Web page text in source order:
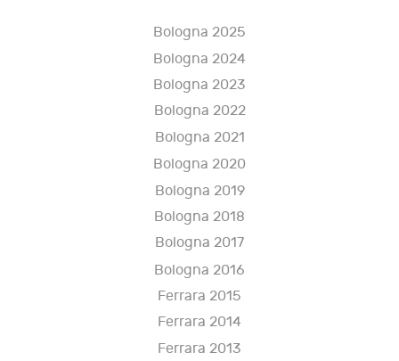
Bologna 2025
Bologna 2024
Bologna 2023
Bologna 2022
Bologna 2021
Bologna 2020
Bologna 2019
Bologna 2018
Bologna 2017
Bologna 2016
Ferrara 2015
Ferrara 2014
Ferrara 2013